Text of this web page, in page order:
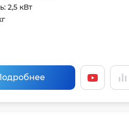
2,5 кВт